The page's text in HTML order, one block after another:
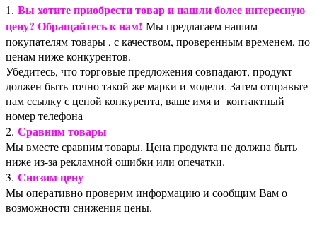
1. Вы хотите приобрести товар и нашли более интересную
цену? Обращайтесь к нам! Мы предлагаем нашим
покупателям товары , с качеством, проверенным временем, по
ценам ниже конкурентов.
Убедитесь, что торговые предложения совпадают, продукт
должен быть точно такой же марки и модели. Затем отправьте
нам ссылку с ценой конкурента, ваше имя и контактный
номер телефона
2. Сравним товары
Мы вместе сравним товары. Цена продукта не должна быть
ниже из-за рекламной ошибки или опечатки.
3. Снизим цену
Мы оперативно проверим информацию и сообщим Вам о
возможности снижения цены.